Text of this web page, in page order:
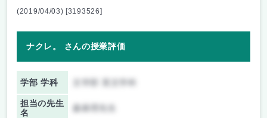
(2019/04/03) [3193526]
ナクレ。 さんの授業評価
学部 学科
担当の先生
名
森眞理先生